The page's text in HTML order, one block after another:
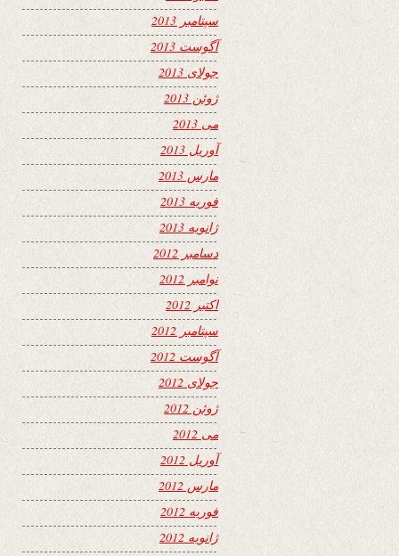
سپتامبر 2013
آگوست 2013
جولای 2013
ژوئن 2013
می 2013
آوریل 2013
مارس 2013
فوریه 2013
ژانویه 2013
دسامبر 2012
نوامبر 2012
اکتبر 2012
سپتامبر 2012
آگوست 2012
جولای 2012
ژوئن 2012
می 2012
آوریل 2012
مارس 2012
فوریه 2012
ژانویه 2012